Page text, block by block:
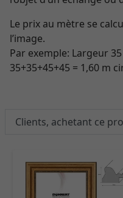
Le prix au mètre se
l’image.
Par exemple: Largeur
35+35+45+45 = 1,60 m
Clients, achetant ce